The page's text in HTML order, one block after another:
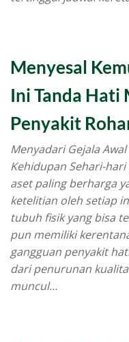
Menyesal
Ini Tanda Hati
Penyakit
Menyadari Gejala
Kehidupan Sehari-
aset paling berharga
ketelitian oleh setiap
tubuh fisik yang bisa
pun memiliki
gangguan penyakit
dari penurunan
muncul…